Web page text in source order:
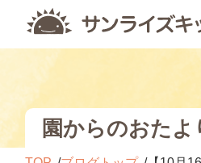
園からのおたよ